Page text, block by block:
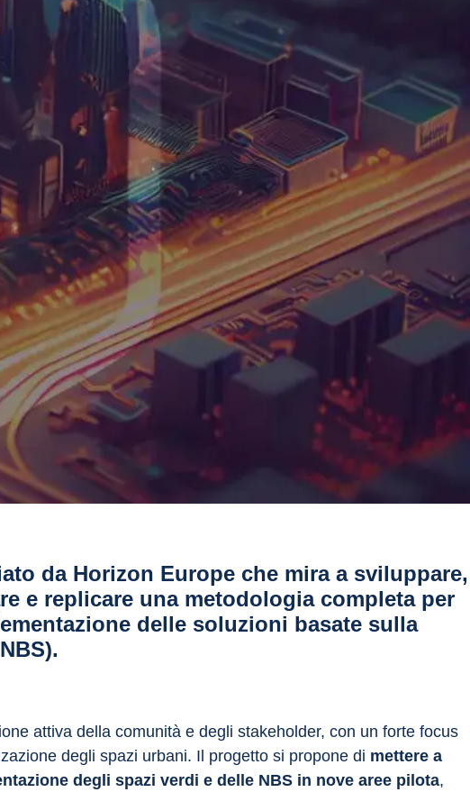
da Horizon Europe che mira a sviluppare,
e replicare una metodologia completa per
delle soluzioni basate sulla
attiva della comunità e degli stakeholder, con un forte focus
degli spazi urbani.​ Il progetto si propone di mettere a
degli spazi verdi e delle NBS in nove aree pilota,